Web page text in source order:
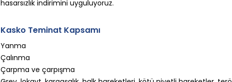
hasarsızlık indirimini uyguluyoruz.
Kasko Teminat Kapsamı
Yanma
Çalınma
Çarpma ve çarpışma